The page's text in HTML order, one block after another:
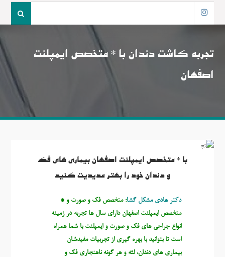
تجربه کاشت دندان با * متخصص ایمپلنت
اصفهان
با * متخصص ایمپلنت اصفهان بیماری های فک
و دندان خود را بهتر مدیدیت کنید
دکتر هادی مشکل گشا؛ متخصص فک و صورت و *
متخصص ایمپلنت اصفهان دارای سال ها تجربه در زمینه
انواع جراحی های فک و صورت و ایمپلنت با شما همراه
است تا بتوانید با بهره گیری از تجربیات مفیدشان
بیماری های دندان، لثه و هر گونه ناهنجاری فک و